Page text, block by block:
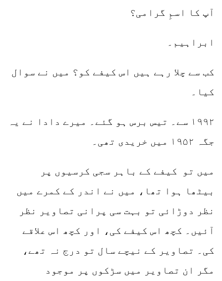
آپ کا اسمِ گرامی؟
ابراہیم۔
کب سے چلا رہے ہیں اس کیفے کو؟ میں نے سوال
کیا۔
۱۹۹۲ سے۔ تیس برس ہو گئے۔ میرے دادا نے یہ
جگہ ۱۹۵۲ میں خریدی تھی۔
میں تو کیفے کے باہر سجی کرسیوں پر
بیٹھا ہوا تھا، میں نے اندر کے کمرے میں
نظر دوڑائی تو بہت سی پرانی تصاویر نظر
آئیں۔ کچھ اس کیفے کی، اور کچھ اس علاقے
کی۔ تصاویر کے نیچے سال تو درج نہ تھے،
مگر ان تصاویر میں سڑکوں پر موجود